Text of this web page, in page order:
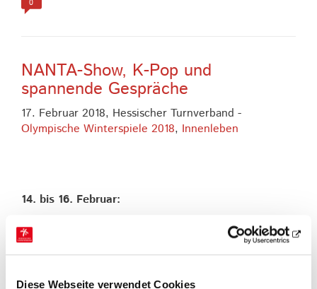
Diese Webseite verwendet Cookies
0
NANTA-Show, K-Pop und
spannende Gespräche
17. Februar 2018, Hessischer Turnverband -
Olympische Winterspiele 2018, Innenleben
14. bis 16. Februar:
Am Morgen stand Ski Alpin Frauen Slalom auf dem
Plan. Aufgrund des Wetters musste der Wettkampf
jedoch leider abgesagt werden. Im Deutschen Haus
Alfons Hörmann, Petra Tzschoppe, Walter